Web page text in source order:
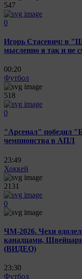
547
0
Игорь Стасевич: в
мысленно я так и не
00:20
Футбол
518
0
"Арсенал" победил
чемпионства в АПЛ
23:49
Хоккей
2131
0
ЧМ-2026. Чехи
канадцами,
(ВИДЕО)
23:30
Футбол